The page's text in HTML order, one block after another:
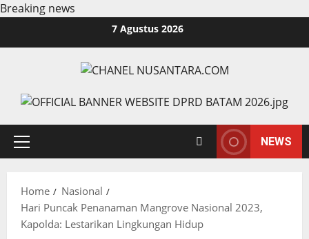
Breaking news
7 Agustus 2026
Primary
NEWS
Home
Nasional
Hari Puncak Penanaman Mangrove Nasional 2023,
Kapolda: Lestarikan Lingkungan Hidup